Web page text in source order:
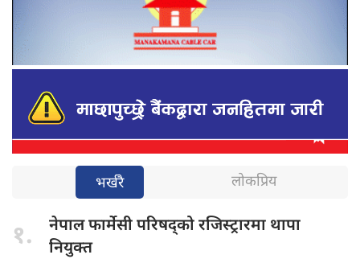
भर्खरै लोकप्रिय
१. नेपाल फार्मेसीपरिषद्को रजिस्ट्रारमा थापा
नियुक्त